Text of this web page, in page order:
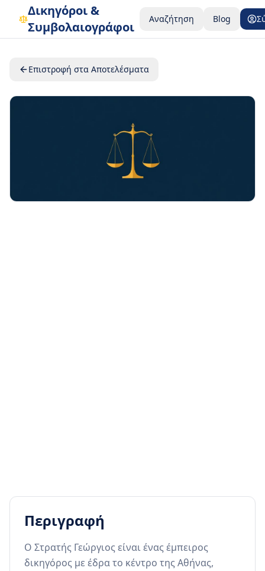
Δικηγόροι &
Συμβολαιογράφοι
Αναζήτηση Blog
Επιστροφή στα Αποτελέσματα
Περιγραφή
Ο Στρατής Γεώργιος είναι ένας έμπειρος
δικηγόρος με έδρα το κέντρο της Αθήνας,